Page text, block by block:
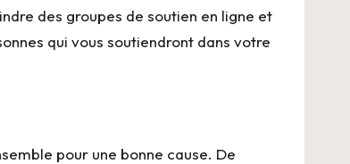
des groupes de soutien en ligne et
qui vous soutiendront dans votre
pour une bonne cause. De